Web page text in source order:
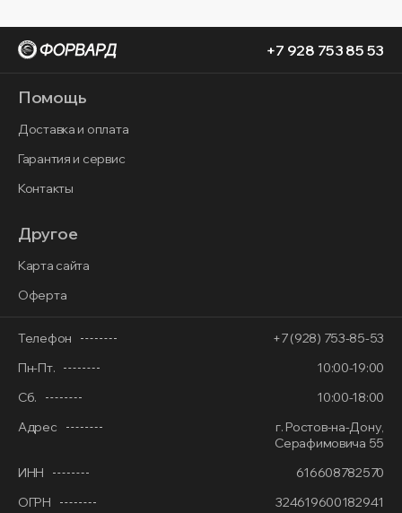
+7 928 753 85 53
Помощь
Доставка и оплата
Гарантия и сервис
Контакты
Другое
Карта сайта
Оферта
Телефон
+7 (928) 753-85-53
Пн-Пт.
10:00-19:00
Сб.
10:00-18:00
Адрес
г. Ростов-на-Дону,
Серафимовича 55
ИНН
616608782570
ОГРН
324619600182941